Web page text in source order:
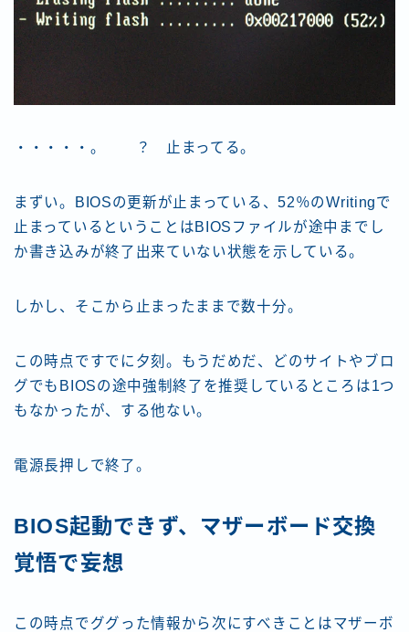
・・・・・。 ？ 止まってる。
まずい。BIOSの更新が止まっている、52％のWritingで
止まっているということはBIOSファイルが途中までし
か書き込みが終了出来ていない状態を示している。
しかし、そこから止まったままで数十分。
この時点ですでに夕刻。もうだめだ、どのサイトやブロ
グでもBIOSの途中強制終了を推奨しているところは1つ
もなかったが、する他ない。
電源長押しで終了。
BIOS起動できず、マザーボード交換
覚悟で妄想
この時点でググった情報から次にすべきことはマザーボ